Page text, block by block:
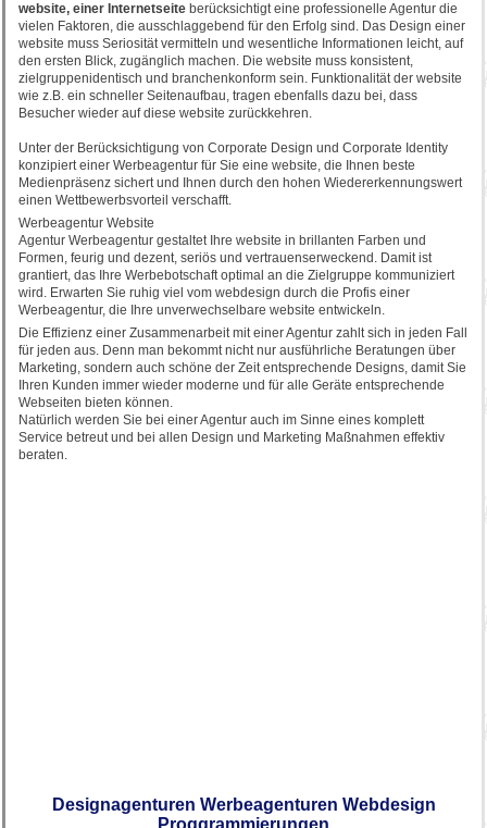
website, einer Internetseite berücksichtigt eine professionelle Agentur die
vielen Faktoren, die ausschlaggebend für den Erfolg sind. Das Design einer
website muss Seriosität vermitteln und wesentliche Informationen leicht, auf
den ersten Blick, zugänglich machen. Die website muss konsistent,
zielgruppenidentisch und branchenkonform sein. Funktionalität der website
wie z.B. ein schneller Seitenaufbau, tragen ebenfalls dazu bei, dass
Besucher wieder auf diese website zurückkehren.
Unter der Berücksichtigung von Corporate Design und Corporate Identity
konzipiert einer Werbeagentur für Sie eine website, die Ihnen beste
Medienpräsenz sichert und Ihnen durch den hohen Wiedererkennungswert
einen Wettbewerbsvorteil verschafft.
Werbeagentur Website
Agentur Werbeagentur gestaltet Ihre website in brillanten Farben und
Formen, feurig und dezent, seriös und vertrauenserweckend. Damit ist
grantiert, das Ihre Werbebotschaft optimal an die Zielgruppe kommuniziert
wird. Erwarten Sie ruhig viel vom webdesign durch die Profis einer
Werbeagentur, die Ihre unverwechselbare website entwickeln.
Die Effizienz einer Zusammenarbeit mit einer Agentur zahlt sich in jeden Fall
für jeden aus. Denn man bekommt nicht nur ausführliche Beratungen über
Marketing, sondern auch schöne der Zeit entsprechende Designs, damit Sie
Ihren Kunden immer wieder moderne und für alle Geräte entsprechende
Webseiten bieten können.
Natürlich werden Sie bei einer Agentur auch im Sinne eines komplett
Service betreut und bei allen Design und Marketing Maßnahmen effektiv
beraten.
Designagenturen Werbeagenturen Webdesign
Proggrammierungen